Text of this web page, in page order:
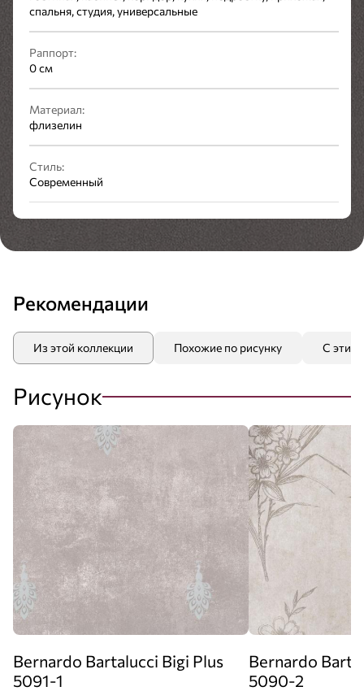
спальня, студия, универсальные
Раппорт:
0 см
Материал:
флизелин
Стиль:
Современный
Рекомендации
Из этой коллекции Похожие по рисунку С этим
Рисунок
Bernardo Bartalucci Bigi Plus
5091-1
Bernardo
5090-2